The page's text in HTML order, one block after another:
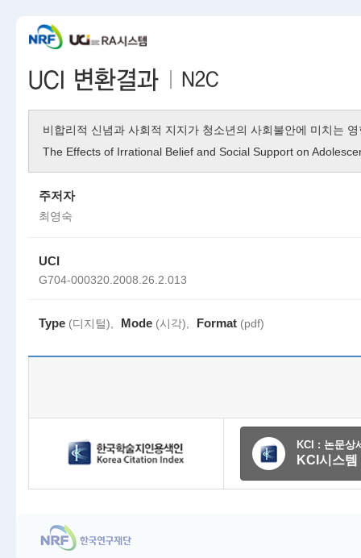
비합리적 신념과 사회적 지지가 청소년의 사회불안에 미치는 영
The Effects of Irrational Belief and Social Support on
주저자
최영숙
UCI
G704-000320.2008.26.2.013
Type (디지털), Mode (시각), Format (pdf)
KCI : 논문상
KCI시스템